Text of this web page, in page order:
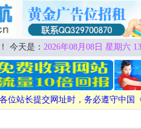
今天是： 2026年08月08日 星期六
位站长提交网址时，务必遵守中国